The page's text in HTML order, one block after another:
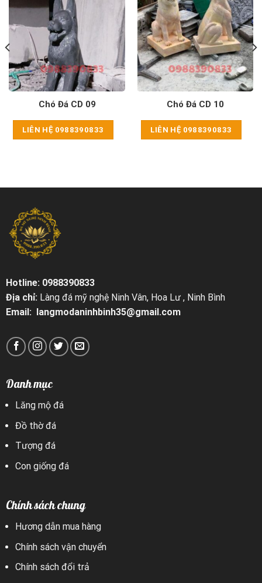
Chó Đá CD 09
LIÊN HỆ 0988390833
Chó Đá CD 10
LIÊN HỆ 0988390833
Hotline: 0988390833
Địa chỉ:Làng đá mỹ nghệ Ninh Vân, Hoa Lư , Ninh Bình
Email: langmodaninhbinh35@gmail.com
Danh mục
Lăng mộ đá
Đồ thờ đá
Tượng đá
Con giống đá
Chính sách chung
Hương dẫn mua hàng
Chính sách vận chuyển
Chính sách đổi trả